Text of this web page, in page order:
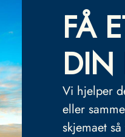
FÅ
DIN
Vi hjelper
eller
skjemaet